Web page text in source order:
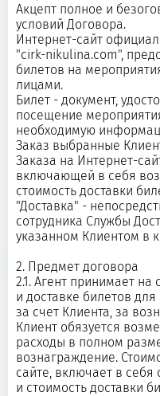
Акцепт полное и
условий Договора.
Интернет-сайт
"cirk-nikulina.com",
билетов на
лицами.
Билет - документ,
посещение
необходимую
Заказ выбранные
Заказа на Интернет-
включающей в себя
стоимость доставки
"Доставка" -
сотрудника Службы
указанном Клиентом в
2. Предмет договора
2.1. Агент принимает на
и доставке билетов
за счет Клиента, за
Клиент обязуется
расходы в полном
вознаграждение.
сайте, включает в себя
и стоимость доставки